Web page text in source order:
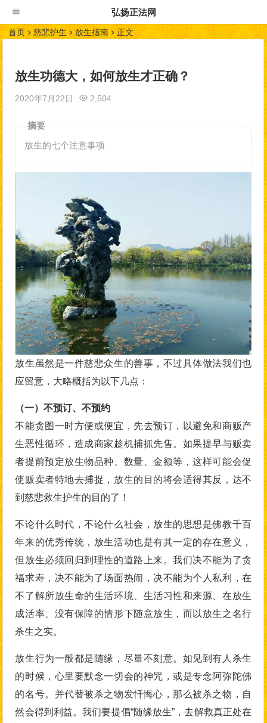
弘扬正法网
首页 慈悲护生 放生指南 正文
放生功德大，如何放生才正确？
2020年7月22日 2,504
摘要
放生的七个注意事项
放生虽然是一件慈悲众生的善事，不过具体做法我们也
应留意，大略概括为以下几点：
（一）不预订、不预约
不能贪图一时方便或便宜，先去预订，以避免和商贩产
生恶性循环，造成商家趁机捕抓先售。如果提早与贩卖
者提前预定放生物品种、数量、金额等，这样可能会促
使贩卖者特地去捕捉，放生的目的将会适得其反，达不
到慈悲救生护生的目的了！
不论什么时代，不论什么社会，放生的思想是佛教千百
年来的优秀传统，放生活动也是有其一定的存在意义，
但放生必须回归到理性的道路上来。我们决不能为了贪
福求寿，决不能为了场面热闹，决不能为个人私利，在
不了解所放生命的生活环境、生活习性和来源、在放生
成活率、没有保障的情形下随意放生，而以放生之名行
杀生之实。
放生行为一般都是随缘，尽量不刻意。如见到有人杀生
的时候，心里要默念一切会的神咒，或是专念阿弥陀佛
的名号。并代替被杀之物发忏悔心，那么被杀之物，自
然会得到利益。我们要提倡“随缘放生”，去解救真正处在